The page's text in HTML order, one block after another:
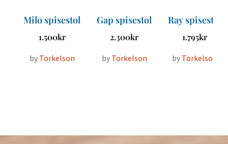
Milo spisestol
1.500kr
by Torkelson
Gap spisestol
2.300kr
by Torkelson
Ray spisestol
1.795kr
by Torkelson